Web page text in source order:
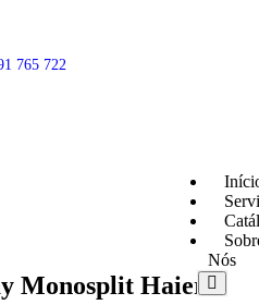
765 722
Nós
Monosplit Haier